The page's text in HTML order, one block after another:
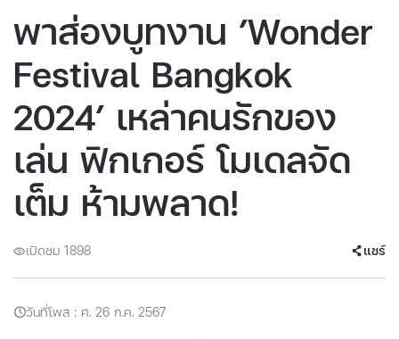
พาส่องบูทงาน ’Wonder
Festival Bangkok
2024’ เหล่าคนรักของ
เล่น ฟิกเกอร์ โมเดลจัด
เต็ม ห้ามพลาด!
เปิดชม 1898 แชร์
วันที่โพส : ศ. 26 ก.ค. 2567